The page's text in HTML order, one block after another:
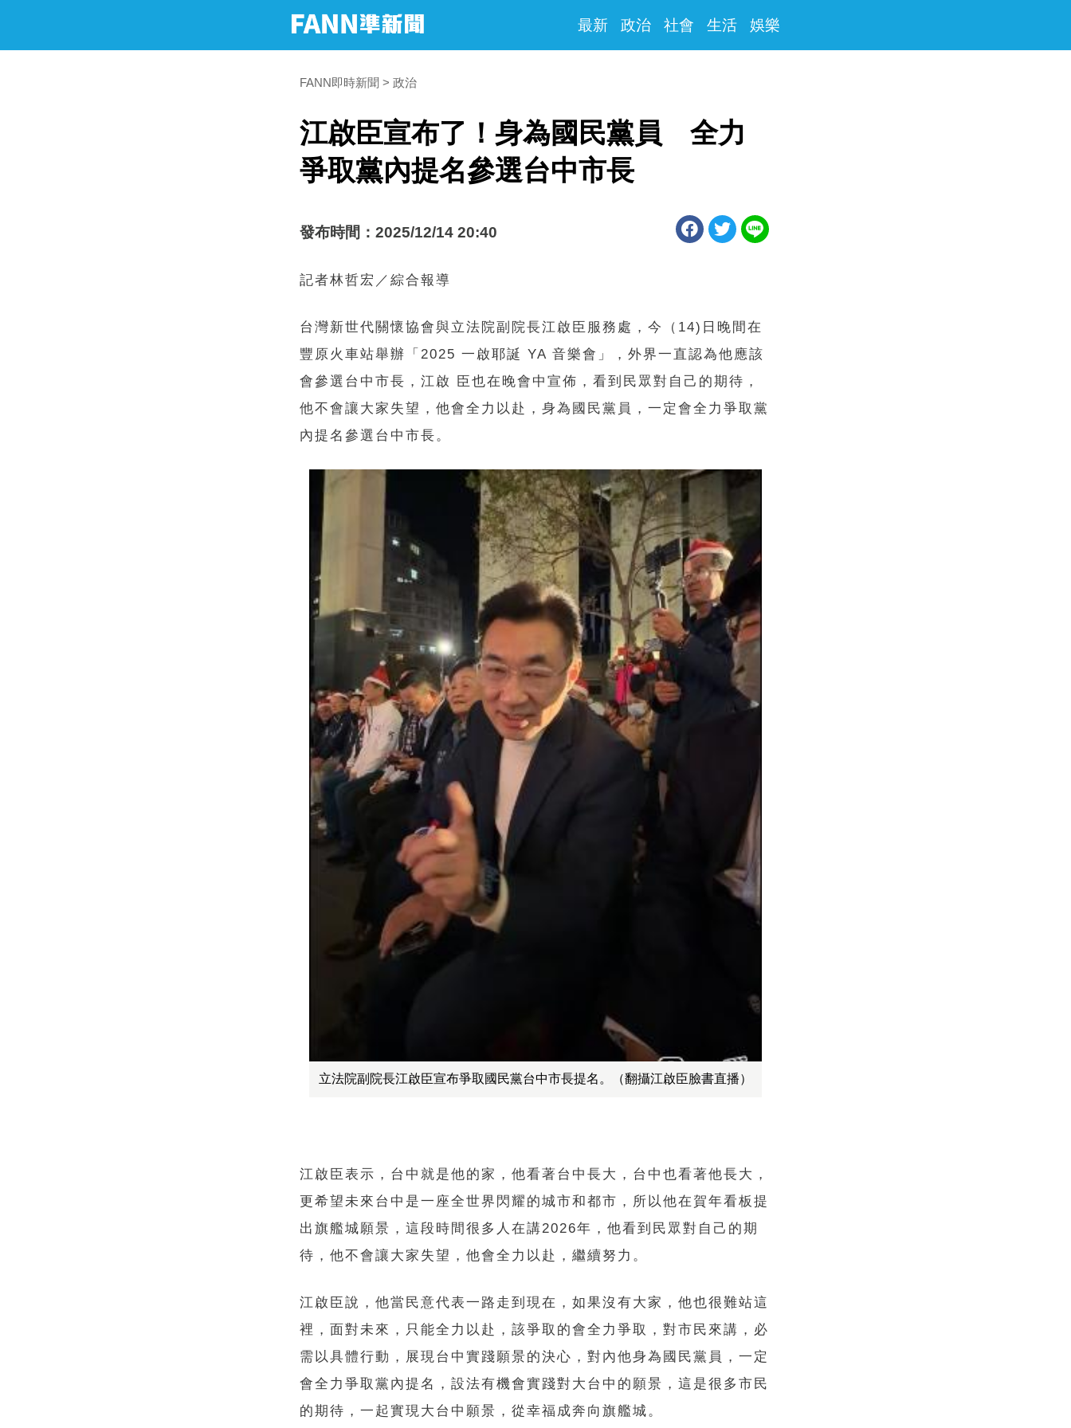
最新 政治 社會 生活 娛樂
FANN即時新聞 政治
江啟臣宣布了！身為國民黨員 全力
爭取黨內提名參選台中市長
發布時間：2025/12/14 20:40
記者林哲宏／綜合報導
台灣新世代關懷協會與立法院副院長江啟臣服務處，今（14)日晚間在
豐原火車站舉辦「2025 一啟耶誕 YA 音樂會」，外界一直認為他應該
會參選台中市長，江啟 臣也在晚會中宣佈，看到民眾對自己的期待，
他不會讓大家失望，他會全力以赴，身為國民黨員，一定會全力爭取黨
內提名參選台中市長。
立法院副院長江啟臣宣布爭取國民黨台中市長提名。（翻攝江啟臣臉書直播）
江啟臣表示，台中就是他的家，他看著台中長大，台中也看著他長大，
更希望未來台中是一座全世界閃耀的城市和都市，所以他在賀年看板提
出旗艦城願景，這段時間很多人在講2026年，他看到民眾對自己的期
待，他不會讓大家失望，他會全力以赴，繼續努力。
江啟臣說，他當民意代表一路走到現在，如果沒有大家，他也很難站這
裡，面對未來，只能全力以赴，該爭取的會全力爭取，對市民來講，必
需以具體行動，展現台中實踐願景的決心，對內他身為國民黨員，一定
會全力爭取黨內提名，設法有機會實踐對大台中的願景，這是很多市民
的期待，一起實現大台中願景，從幸福成奔向旗艦城。